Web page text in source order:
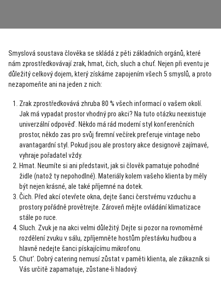
Smyslová soustava člověka se skládá z pěti základních orgánů, které
nám zprostředkovávají zrak, hmat, čich, sluch a chuť. Nejen při eventu je
důležitý celkový dojem, který získáme zapojením všech 5 smyslů, a proto
nezapomeňte ani na jeden z nich:
Zrak zprostředkovává zhruba 80 % všech informací o vašem okolí.
Jak má vypadatprostor vhodný pro akci? Na tuto otázku neexistuje
univerzální odpověď. Někdo má rád moderní styl konferenčních
prostor, někdo zas pro svůj firemní večírek preferuje vintage nebo
avantagardní styl. Pokud jsou aleprostory akce designově zajímavé,
vyhraje pořadatel vždy.
Hmat. Neumíte si ani představit, jak si člověk pamatuje pohodlné
židle (natož ty nepohodlné). Materiály kolem vašeho klienta by měly
být nejen krásné, ale také příjemné na dotek.
Čich. Před akcí otevřete okna, dejte šanci čerstvému vzduchu a
prostory pořádně provětrejte. Zároveň mějte ovládání klimatizace
stále po ruce.
Sluch. Zvuk je na akci velmi důležitý. Dejte si pozor na rovnoměrné
rozdělení zvuku v sálu, zpříjemněte hostům přestávku hudbou a
hlavně nedejte šanci pískajícímu mikrofonu.
Chut’. Dobrý catering nemusí zůstat v paměti klienta, ale zákazník si
Vás určitě zapamatuje, zůstane-li hladový.